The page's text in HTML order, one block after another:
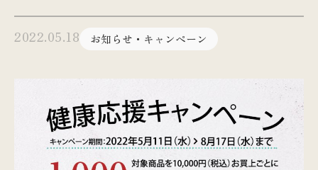
2022.05.18 お知らせ・キャンペーン